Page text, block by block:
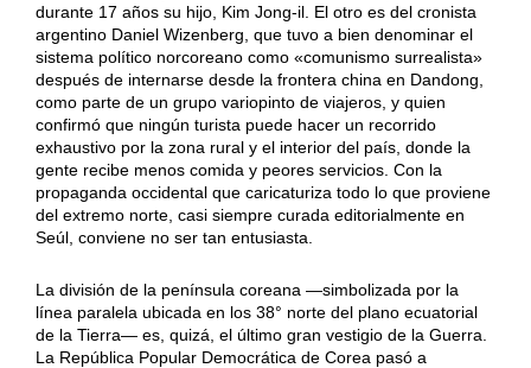
durante 17 años su hijo, Kim Jong-il. El otro es del cronista
argentino Daniel Wizenberg, que tuvo a bien denominar el
sistema político norcoreano como «comunismo surrealista»
después de internarse desde la frontera china en Dandong,
como parte de un grupo variopinto de viajeros, y quien
confirmó que ningún turista puede hacer un recorrido
exhaustivo por la zona rural y el interior del país, donde la
gente recibe menos comida y peores servicios. Con la
propaganda occidental que caricaturiza todo lo que proviene
del extremo norte, casi siempre curada editorialmente en
Seúl, conviene no ser tan entusiasta.
La división de la península coreana —simbolizada por la
línea paralela ubicada en los 38° norte del plano ecuatorial
de la Tierra— es, quizá, el último gran vestigio de la Guerra.
La República Popular Democrática de Corea pasó a